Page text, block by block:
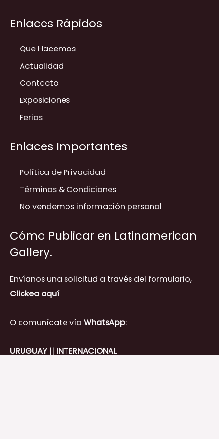
Enlaces Rápidos
Que Hacemos
Actualidad
Contacto
Exposiciones
Ferias
Enlaces Importantes
Política de Privacidad
Términos & Condiciones
No vendemos información personal
Cómo Publicar en Latinamerican
Gallery.
Envíanos una solicitud a través del formulario,
Clickea aquí
O comunícate vía WhatsApp:
URUGUAY || INTERNACIONAL